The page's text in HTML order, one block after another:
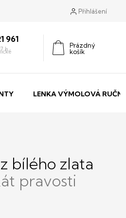
Přihlášení
961
Nákupní
košík
Prázdný
košík
LENKA VÝMOLOVÁ
bílého zlata
pravosti